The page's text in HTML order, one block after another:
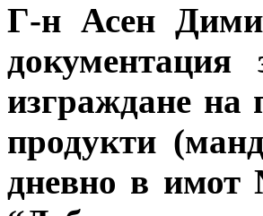
Г-н Асен
документация
изграждане на
продукти
дневно в имот